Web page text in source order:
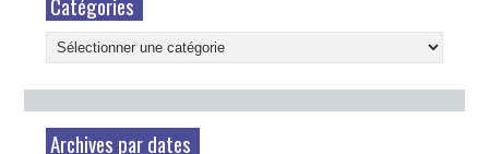
Catégories
Archives par dates